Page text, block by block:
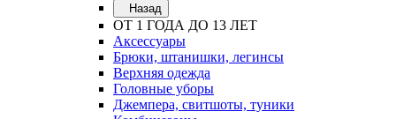
Назад
ОТ 1 ГОДА ДО 13 ЛЕТ
Аксессуары
Брюки, штанишки, легинсы
Верхняя одежда
Головные уборы
Джемпера, свитшоты, туники